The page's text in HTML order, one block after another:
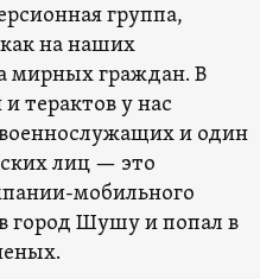
группа,
на наших
мирных граждан. В
терактов у нас
и один
лиц — это
мобильного
город Шушу и попал в